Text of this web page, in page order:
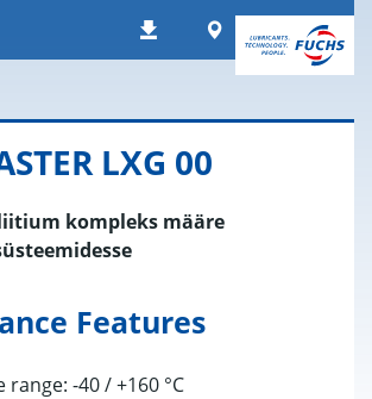
Allalaadimised
Worldwide
LXG 00
kompleks määre
Features
-40 / +160 °C